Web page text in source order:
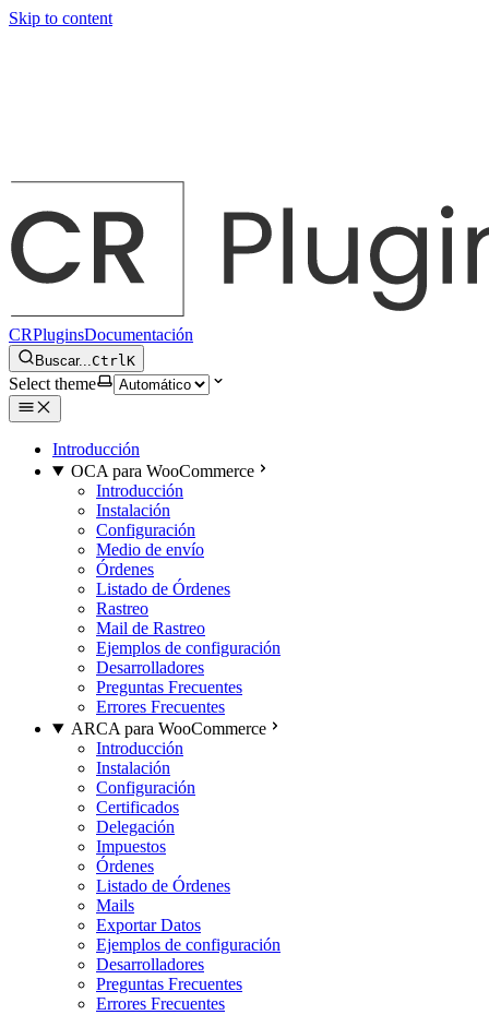
Skip to content
CRPluginsDocumentación
Buscar...CtrlK
Select theme
Introducción
OCA para WooCommerce
Introducción
Instalación
Configuración
Medio de envío
Órdenes
Listado de Órdenes
Rastreo
Mail de Rastreo
Ejemplos de configuración
Desarrolladores
Preguntas Frecuentes
Errores Frecuentes
ARCA para WooCommerce
Introducción
Instalación
Configuración
Certificados
Delegación
Impuestos
Órdenes
Listado de Órdenes
Mails
Exportar Datos
Ejemplos de configuración
Desarrolladores
Preguntas Frecuentes
Errores Frecuentes